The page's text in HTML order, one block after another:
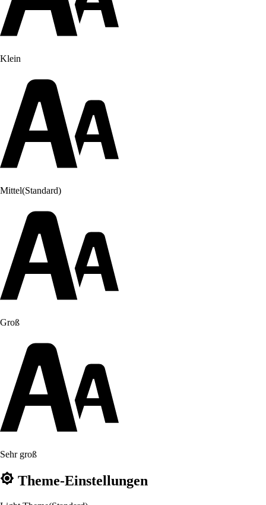
Klein
Mittel(Standard)
Groß
Sehr groß
Theme-Einstellungen